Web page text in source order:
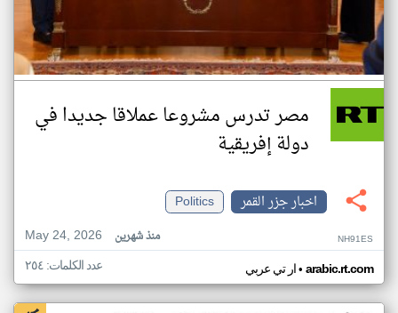
مصر تدرس مشروعا عملاقا جديدا في
دولة إفريقية
اخبار جزر القمر
Politics
May 24, 2026
منذ شهرين NH91ES
ار تي عربي• arabic.rt.com عدد الكلمات: ٢٥٤